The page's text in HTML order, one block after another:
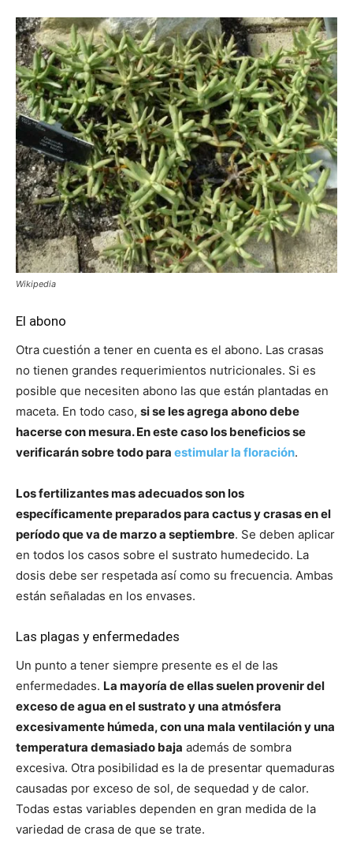
Wikipedia
El abono
Otra cuestión a tener en cuenta es el abono. Las crasas
no tienen grandes requerimientos nutricionales. Si es
posible que necesiten abono las que están plantadas en
maceta. En todo caso, si se les agrega abono debe
hacerse con mesura. En este caso los beneficios se
verificarán sobre todo para estimular la floración.
Los fertilizantes mas adecuados son los
específicamente preparados para cactus y crasas en el
período que va de marzo a septiembre. Se deben aplicar
en todos los casos sobre el sustrato humedecido. La
dosis debe ser respetada así como su frecuencia. Ambas
están señaladas en los envases.
Las plagas y enfermedades
Un punto a tener siempre presente es el de las
enfermedades. La mayoría de ellas suelen provenir del
exceso de agua en el sustrato y una atmósfera
excesivamente húmeda, con una mala ventilación y una
temperatura demasiado baja además de sombra
excesiva. Otra posibilidad es la de presentar quemaduras
causadas por exceso de sol, de sequedad y de calor.
Todas estas variables dependen en gran medida de la
variedad de crasa de que se trate.